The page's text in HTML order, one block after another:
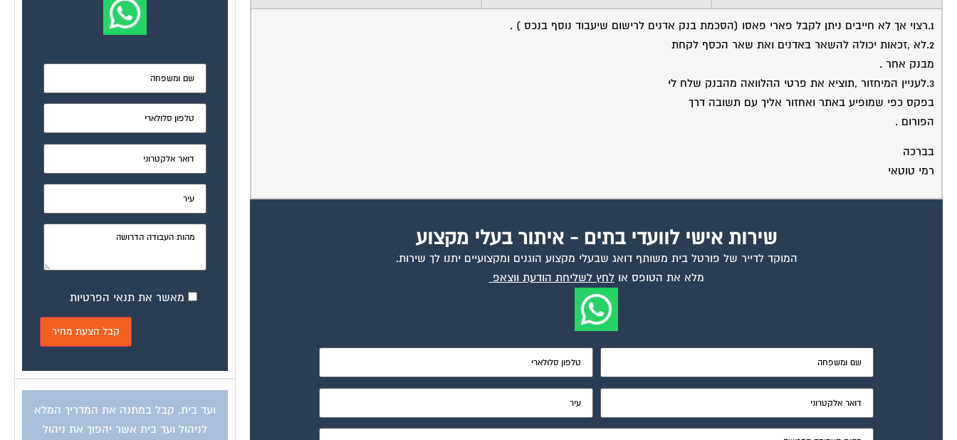
1.רצוי אך לא חייבים ניתן לקבל פארי פאסו (הסכמת בנק אדנים לרישום שיעבוד נוסף בנכס ) .
2.לא ,זכאות יכולה להשאר באדנים ואת שאר הכסף לקחת
מבנק אחר .
3.לעניין המיחזור ,תוציא את פרטי ההלוואה מהבנק שלח לי
בפקס כפי שמופיע באתר ואחזור אליך עם תשובה דרך
הפורום .
בברכה
רמי טוטאי
שירות אישי לוועדי בתים - איתור בעלי מקצוע
המוקד לדייר של פורטל בית משותף דואג שבעלי מקצוע הוגנים ומקצועיים יתנו לך שירות.
מלא את הטופס אולחץ לשליחת הודעת ווצאפ
מאשר את תנאי הפרטיות
ועד בית, קבל במתנה את המדריך המלא
לניהול ועד בית אשר יהפוך את ניהול